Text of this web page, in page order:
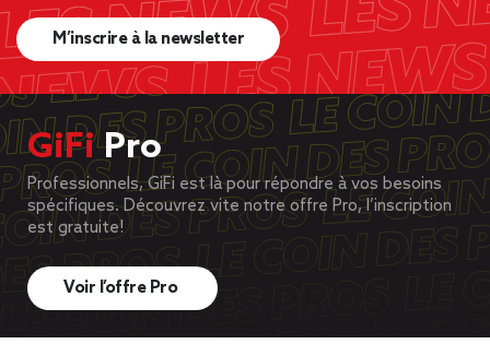
M’inscrire à la newsletter
GiFiPro
Professionnels, GiFi est là pour répondre à vos besoins
spécifiques. Découvrez vite notre offre Pro, l’inscription
est gratuite!
Voir l’offre Pro